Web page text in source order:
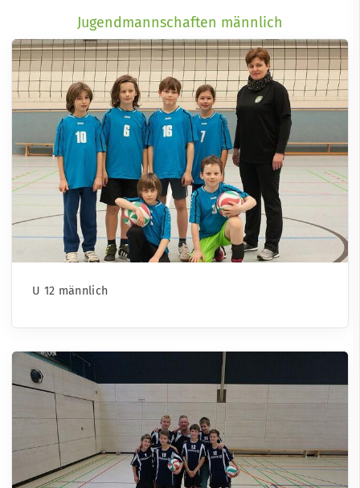
Jugendmannschaften männlich
U 12 männlich